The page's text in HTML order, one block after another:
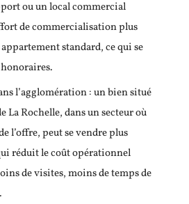
ou un local commercial
de commercialisation plus
standard, ce qui se
l’agglomération : un bien situé
La Rochelle, dans un secteur où
l’offre, peut se vendre plus
réduit le coût opérationnel
de visites, moins de temps de